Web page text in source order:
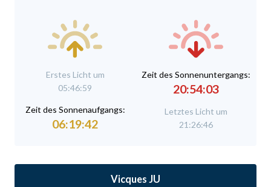
Erstes Licht um
05:46:59
Zeit des Sonnenaufgangs:
06:19:42
Zeit des Sonnenuntergangs:
20:54:03
Letztes Licht um
21:26:46
Vicques JU